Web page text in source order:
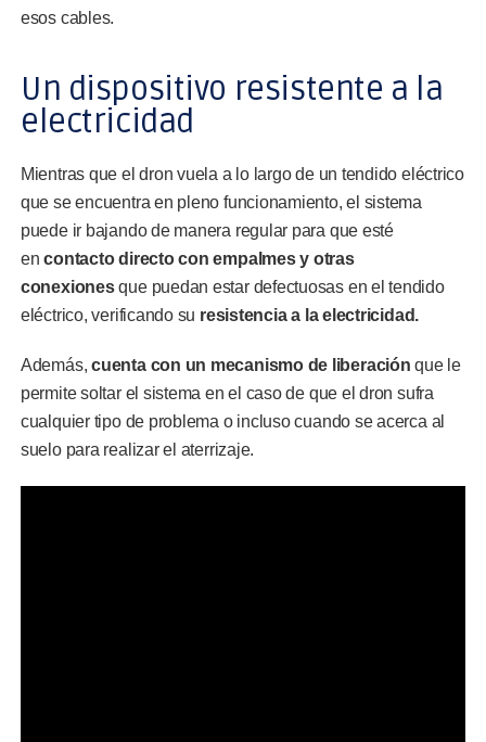
esos cables.
Un dispositivo resistente a la
electricidad
Mientras que el dron vuela a lo largo de un tendido eléctrico
que se encuentra en pleno funcionamiento, el sistema
puede ir bajando de manera regular para que esté
encontacto directo con empalmes y otras
conexionesque puedan estar defectuosas en el tendido
eléctrico, verificando su resistencia a la electricidad.
Además,cuenta con un mecanismo de liberación que le
permite soltar el sistema en el caso de que el dron sufra
cualquier tipo de problema o incluso cuando se acerca al
suelo para realizar el aterrizaje.